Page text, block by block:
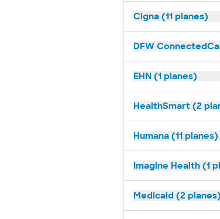
Cigna (11 planes)
DFW
EHN (1 planes)
HealthSmart (2
Humana (11 planes)
Imagine Health (1
Medicaid (2 planes)